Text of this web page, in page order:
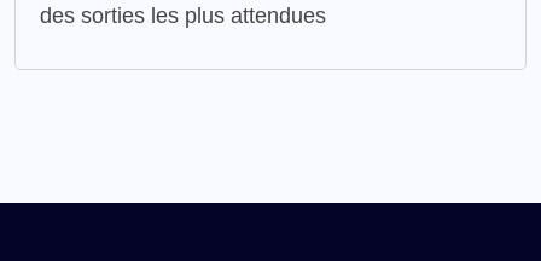
des sorties les plus attendues